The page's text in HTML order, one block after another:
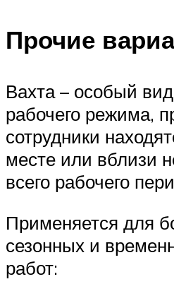
Прочие
Вахта – особый
рабочего режима,
сотрудники
месте или вблизи
всего рабочего
Применяется для
сезонных и
работ: